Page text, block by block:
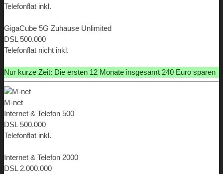
Telefonflat inkl.
GigaCube 5G Zuhause Unlimited
DSL 500.000
Telefonflat nicht inkl.
Nur kurze Zeit: Die ersten 12 Monate insgesamt 240 Euro sparen
M-net
Internet & Telefon 500
DSL 500.000
Telefonflat inkl.
Internet & Telefon 2000
DSL 2.000.000